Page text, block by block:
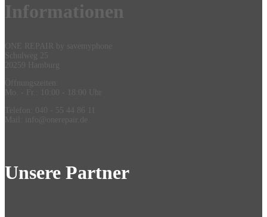
Information en
ONE REPAIR by savemyphone
Schulweg 25
Unsere Partner